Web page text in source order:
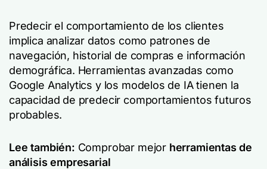
Predecir el comportamiento de los clientes
implica analizar datos como patrones de
navegación, historial de compras e información
demográfica. Herramientas avanzadas como
Google Analytics y los modelos de IA tienen la
capacidad de predecir comportamientos futuros
probables.
Lee también: Comprobar mejor herramientas de
análisis empresarial